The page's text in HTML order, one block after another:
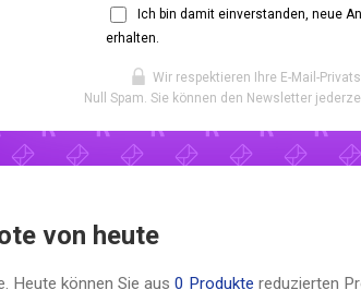
Ich bin damit einverstanden, neue
erhalten.
Wir respektieren Ihre E-Mail-
Null Spam. Sie können den Newsletter
von heute
Heute können Sie aus 0 Produkte reduzierten